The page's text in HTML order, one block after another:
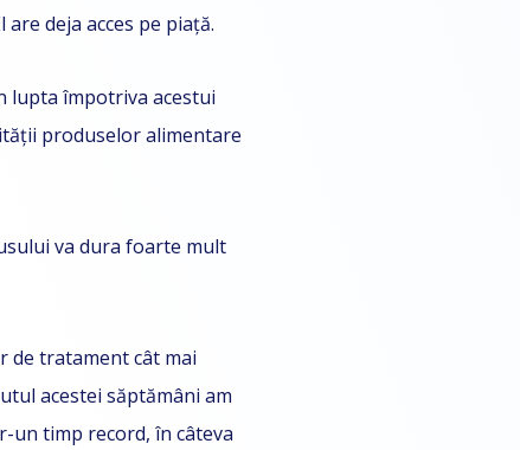
deja acces pe piață.
lupta împotriva acestui
produselor alimentare
va dura foarte mult
de tratament cât mai
acestei săptămâni am
un timp record, în câteva